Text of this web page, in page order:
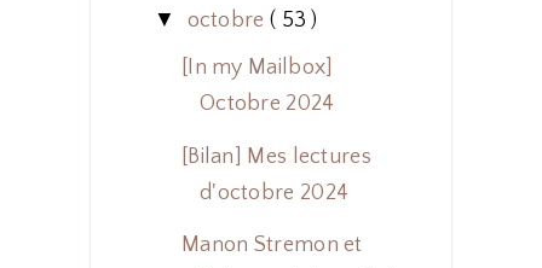
▼ octobre ( 53 )
[In my Mailbox]
Octobre 2024
[Bilan] Mes lectures
d'octobre 2024
Manon Stremon et